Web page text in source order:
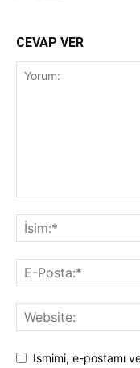
CEVAP VER
Ismimi, e-postamı